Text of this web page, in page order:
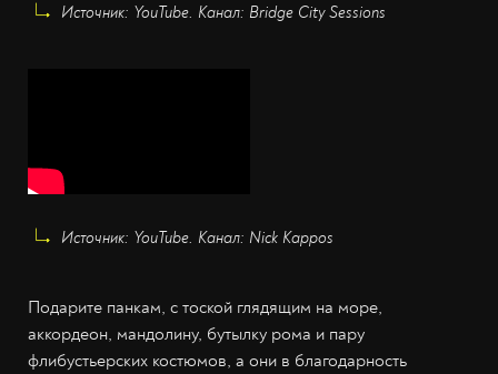
Источник: YouTube. Канал: Bridge City Sessions
Источник: YouTube. Канал: Nick Kappos
Подарите панкам, с тоской глядящим на море,
аккордеон, мандолину, бутылку рома и пару
флибустьерских костюмов, а они в благодарность